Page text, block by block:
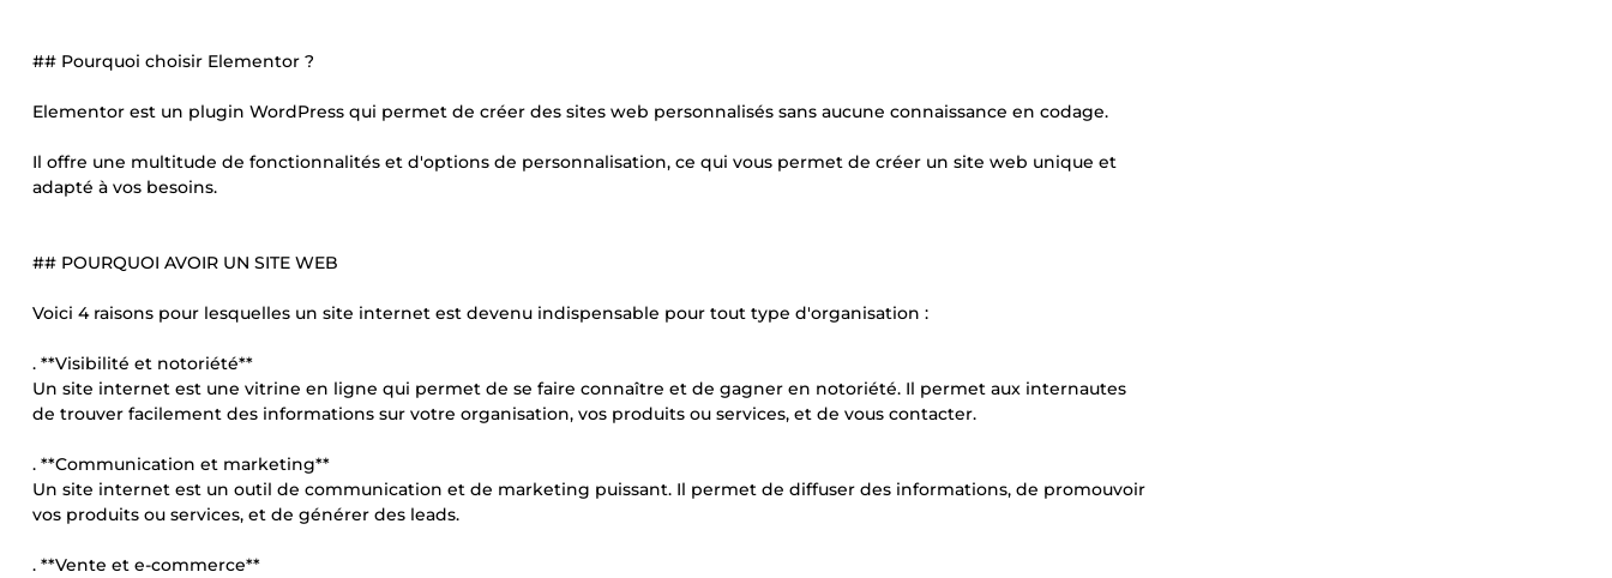
## Pourquoi choisir Elementor ?
Elementor est un plugin WordPress qui permet de créer des sites web personnalisés sans aucune connaissance en codage.
Il offre une multitude de fonctionnalités et d'options de personnalisation, ce qui vous permet de créer un site web unique et
adapté à vos besoins.
## POURQUOI AVOIR UN SITE WEB
Voici 4 raisons pour lesquelles un site internet est devenu indispensable pour tout type d'organisation :
. **Visibilité et notoriété**
Un site internet est une vitrine en ligne qui permet de se faire connaître et de gagner en notoriété. Il permet aux internautes
de trouver facilement des informations sur votre organisation, vos produits ou services, et de vous contacter.
. **Communication et marketing**
Un site internet est un outil de communication et de marketing puissant. Il permet de diffuser des informations, de promouvoir
vos produits ou services, et de générer des leads.
. **Vente et e-commerce**